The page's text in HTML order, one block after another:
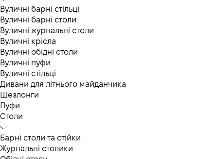
Вуличні барні стільці
Вуличні барні столи
Вуличні журнальні столи
Вуличні крісла
Вуличні обідні столи
Вуличні пуфи
Вуличні стільці
Дивани для літнього майданчика
Шезлонги
Пуфи
Столи
Барні столи та стійки
Журнальні столики